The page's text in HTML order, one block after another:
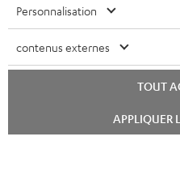
USA
AUTRES PAYS
Mentions légales CGV
Personnalisation
contenus externes
TOUT
APPLIQUER